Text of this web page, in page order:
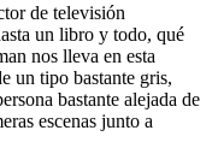
de televisión
un libro y todo, qué
nos lleva en esta
un tipo bastante gris,
bastante alejada de
escenas junto a